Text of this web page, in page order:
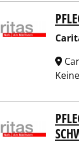
der
der